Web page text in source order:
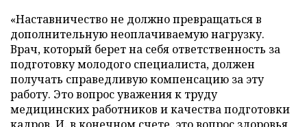
«Наставничество не должно превращаться в
дополнительную неоплачиваемую нагрузку.
Врач, который берет на себя ответственность за
подготовку молодого специалиста, должен
получать справедливую компенсацию за эту
работу. Это вопрос уважения к труду
медицинских работников и качества подготовки